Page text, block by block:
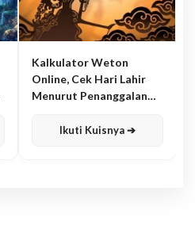
Kalkulator Weton
Online, Cek Hari Lahir
Menurut Penanggalan
Ikuti Kuisnya ➔